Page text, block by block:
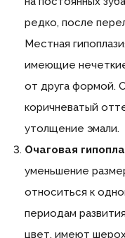
редко, после
Местная
имеющие
от друга формой.
коричневатый
утолщение эмали.
Очаговая
уменьшение
относиться к
периодам
цвет, имеют